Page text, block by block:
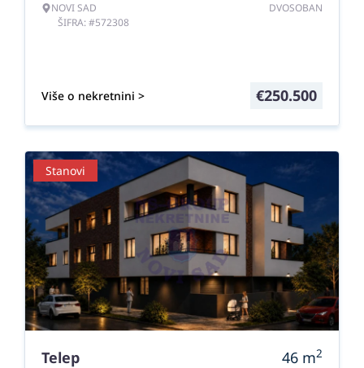
NOVI SAD
ŠIFRA: #572308
DVOSOBAN
Više o nekretnini > €250.500
Stanovi
Telep 46 m2